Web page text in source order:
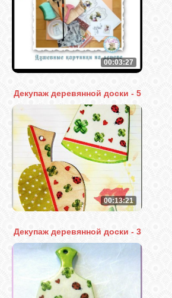
00:03:27
Декупаж деревянной доски - 5
00:13:21
Декупаж деревянной доски - 3